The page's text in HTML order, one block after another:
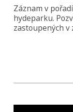
Záznam v
hydeparku.
zastoupených